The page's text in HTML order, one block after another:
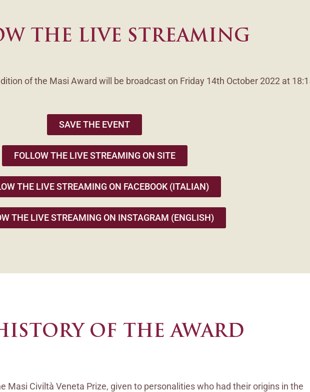
THE LIVE STREAMING
of the Masi Award will be broadcast on Friday 14th October 2022 at
SAVE THE EVENT
FOLLOW THE LIVE STREAMING ON SITE
THE LIVE STREAMING ON FACEBOOK (ITALIAN)
THE LIVE STREAMING ON INSTAGRAM (ENGLISH)
OF THE AWARD
Masi Civiltà Veneta Prize, given to personalities who had their origins in the